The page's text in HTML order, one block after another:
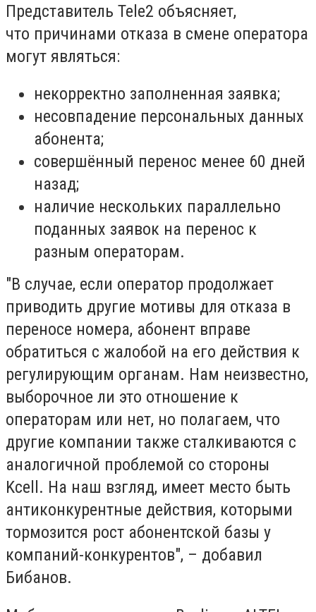
Представитель Tele2 объясняет,
что причинами отказа в смене оператора
могут являться:
некорректно заполненная заявка;
несовпадение персональных данных
абонента;
совершённый перенос менее 60 дней
назад;
наличие нескольких параллельно
поданных заявок на перенос к
разным операторам.
"В случае, если оператор продолжает
приводить другие мотивы для отказа в
переносе номера, абонент вправе
обратиться с жалобой на его действия к
регулирующим органам. Нам неизвестно,
выборочное ли это отношение к
операторам или нет, но полагаем, что
другие компании также сталкиваются с
аналогичной проблемой со стороны
Kcell. На наш взгляд, имеет место быть
антиконкурентные действия, которыми
тормозится рост абонентской базы у
компаний-конкурентов", – добавил
Бибанов.